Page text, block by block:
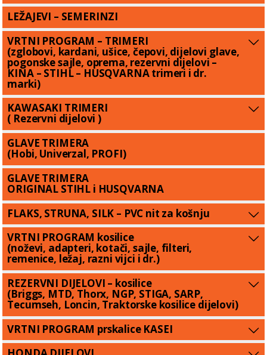
LEŽAJEVI – SEMERINZI
VRTNI PROGRAM – TRIMERI
(zglobovi, kardani, ušice, čepovi, dijelovi glave,
pogonske sajle, oprema, rezervni dijelovi –
KINA – STIHL – HUSQVARNA trimeri i dr.
marki)
KAWASAKI TRIMERI
( Rezervni dijelovi )
GLAVE TRIMERA
(Hobi, Univerzal, PROFI)
GLAVE TRIMERA
ORIGINAL STIHL i HUSQVARNA
FLAKS, STRUNA, SILK – PVC nit za košnju
VRTNI PROGRAM kosilice
(noževi, adapteri, kotači, sajle, filteri,
remenice, ležaj, razni vijci i dr.)
REZERVNI DIJELOVI – kosilice
(Briggs, MTD, Thorx, NGP, STIGA, SARP,
Tecumseh, Loncin, Traktorske kosilice dijelovi)
VRTNI PROGRAM prskalice KASEI